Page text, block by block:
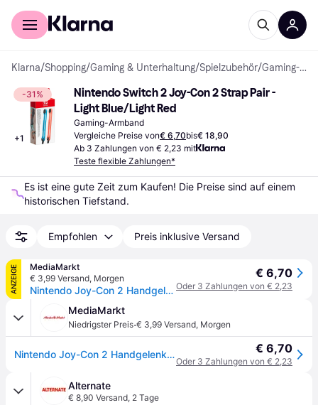
Für Shopper
Klarna/Shopping/Gaming & Unterhaltung/Spielzubehör/ Gaming-Armbänder
-31%
+1
Nintendo Switch 2 Joy-Con 2 Strap Pair -
Light Blue/Light Red
Gaming-Armband
Vergleiche Preise von€ 6,70bis€ 18,90
Ab 3 Zahlungen von € 2,23 mit
Teste flexible Zahlungen*
Es ist eine gute Zeit zum Kaufen! Die Preise sind auf einem
historischen Tiefstand.
Empfohlen Preis inklusive Versand
ANZEIGE
MediaMarkt
€ 3,99 Versand, Morgen
Nintendo Joy-Con 2 Handgelenksschlaufen-Paar - Mehrfarbig
€ 6,70
Oder 3 Zahlungen von € 2,23
MediaMarkt
Niedrigster Preis·€ 3,99 Versand, Morgen
Nintendo Joy-Con 2 Handgelenksschlaufen-Paar - Mehrfarbig € 6,70
Oder 3 Zahlungen von € 2,23
Alternate
€ 8,90 Versand, 2 Tage